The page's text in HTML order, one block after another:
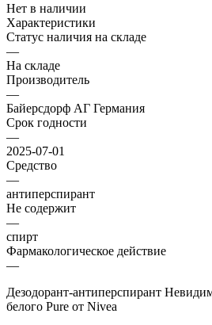
Нет в наличии
Характеристики
Статус наличия на складе
—
На складе
Производитель
—
Байерсдорф АГ Германия
Срок годности
—
2025-07-01
Средство
—
антиперспирант
Не содержит
—
спирт
Фармакологическое действие
—
Дезодорант-антиперспирант
белого Pure от Nivea